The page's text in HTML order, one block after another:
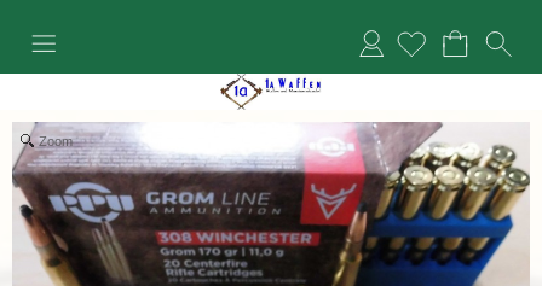
Anmelden
Zoom